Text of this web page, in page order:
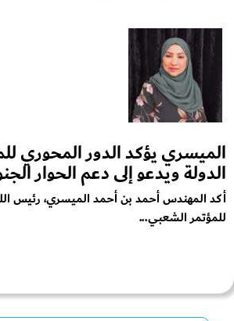
الميسري يؤكد الدور المحوري
الدولة ويدعو إلى دعم الحوار
أكد المهندس أحمد بن أحمد الميسري، رئيس
للمؤتمر الشعبي...